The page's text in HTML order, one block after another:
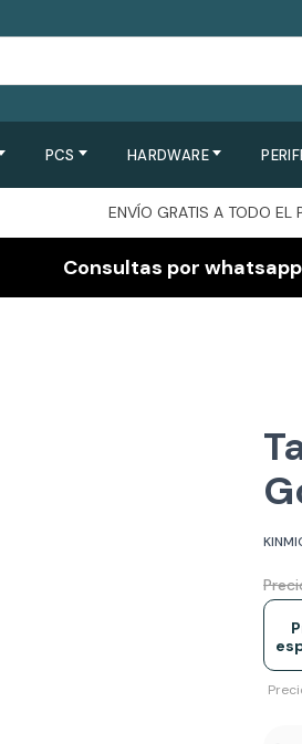
PCS HARDWARE
ENVÍO GRATIS A TODO EL
Consultas por